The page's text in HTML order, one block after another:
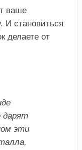
ваше
И становиться
делаете от
дарят
эти